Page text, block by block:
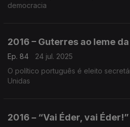
democracia
2016 – Guterres ao leme da
Ep. 84
24 jul. 2025
O político português é eleito
Unidas
2016 – “Vai Éder, vai Éder!”